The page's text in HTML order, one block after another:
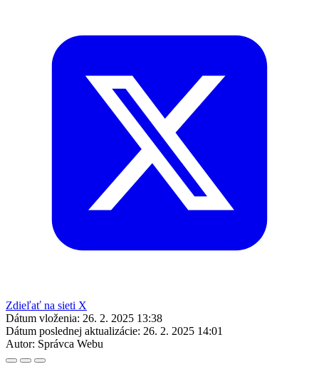
Zdieľať na sieti X
Dátum vloženia: 26. 2. 2025 13:38
Dátum poslednej aktualizácie: 26. 2. 2025 14:01
Autor: Správca Webu